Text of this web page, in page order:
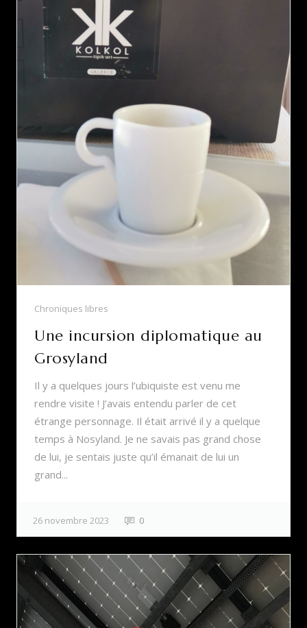
Chroniques libres
Une incursion diplomatique au
Grosyland
Il y a quelques jours l’ubiquiste est venu me
rendre visite ! J’avais entendu parler de cet
étrange personnage. Il était arrivé il y a quelque
temps à Nosyland. Je ne savais pas grand chose
de lui, je sentais juste qu’il émanait de lui un
grand...
26 novembre 2023 0